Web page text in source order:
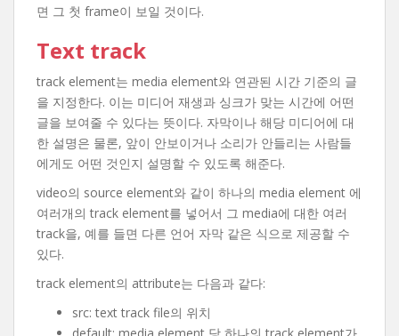
면 그 첫 frame이 보일 것이다.
Text track
track element는 media element와 연관된 시간 기준의 글
을 지정한다. 이는 미디어 재생과 싱크가 맞는 시간에 어떤
글을 보여줄 수 있다는 뜻이다. 자막이나 해당 미디어에 대
한 설명은 물론, 앞이 안보이거나 소리가 안들리는 사람들
에게도 어떤 것인지 설명할 수 있도록 해준다.
video의 source element와 같이 하나의 media element 에
여러개의 track element를 넣어서 그 media에 대한 여러
track을, 예를 들면 다른 언어 자막 같은 식으로 제공할 수
있다.
track element의 attribute는 다음과 같다:
src: text track file의 위치